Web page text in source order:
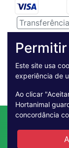
Transferência
Pagamento
Contactos
Este site usa
experiência de
Ao clicar
Hortanimal
concordância